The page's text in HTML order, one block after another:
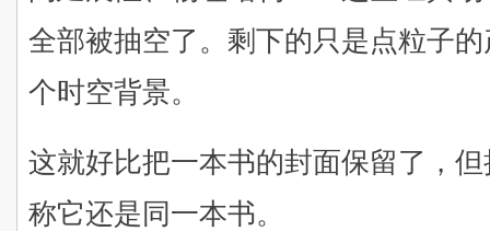
全部被抽空了。剩下的只是点粒子
个时空背景。
这就好比把一本书的封面保留了，
称它还是同一本书。